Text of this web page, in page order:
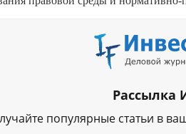
Рассылка
популярные статьи в